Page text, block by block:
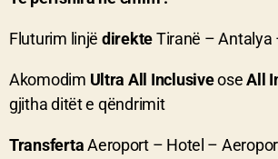
Fluturim linjë direkteTiranë – Antalya
Akomodim Ultra All InclusiveoseAll
gjitha ditët e qëndrimit
TransfertaAeroport – Hotel –